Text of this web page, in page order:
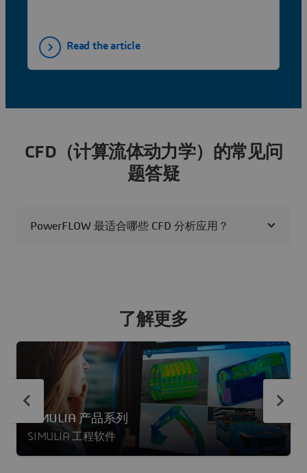
Read the article
CFD（计算流体动力学）的常见问
题答疑
PowerFLOW 最适合哪些 CFD 分析应用？
了解更多
SIMULIA 产品系列
SIMULIA 工程软件